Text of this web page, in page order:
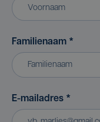
Familienaam *
E-mailadres *